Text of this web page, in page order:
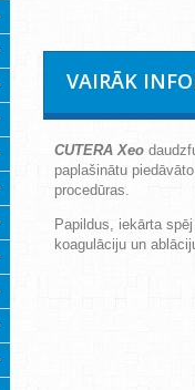
VAIRĀK
CUTERA Xeo
paplašinātu
procedūras.
Papildus, iekārta
koagulāciju un